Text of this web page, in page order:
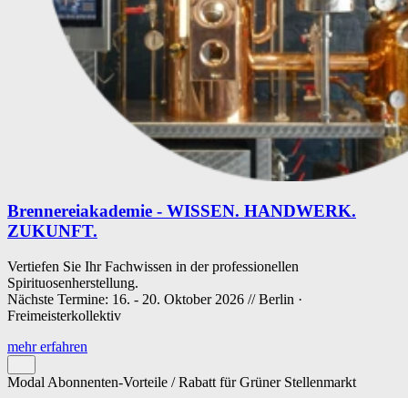
Brennereiakademie - WISSEN. HANDWERK.
ZUKUNFT.
Vertiefen Sie Ihr Fachwissen in der professionellen
Spirituosenherstellung.
Nächste Termine: 16. - 20. Oktober 2026 // Berlin ·
Freimeisterkollektiv
mehr erfahren
Modal Abonnenten-Vorteile / Rabatt für Grüner Stellenmarkt